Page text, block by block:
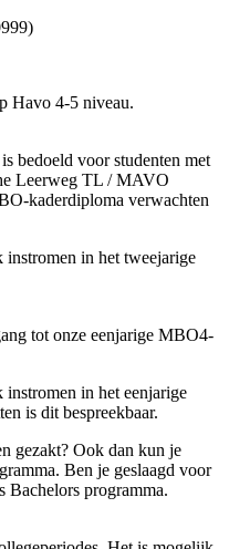
Havo 4-5 niveau.
bedoeld voor studenten met
Leerweg TL / MAVO
kaderdiploma verwachten
instromen in het tweejarige
tot onze eenjarige MBO4-
in het eenjarige
is dit bespreekbaar.
gezakt? Ook dan kun je
Ben je geslaagd voor
Bachelors programma.